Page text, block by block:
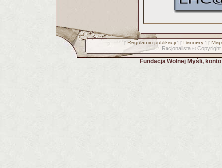
[ Regulamin publikacji] [ Bannery] [
Racjonalista © Copyright
Fundacja Wolnej Myśli,